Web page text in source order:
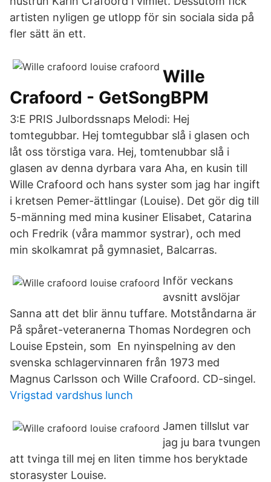
artisten nyligen ge utlopp för sin sociala sida på
fler sätt än ett.
Wille
Crafoord - GetSongBPM
3:E PRIS Julbordssnaps Melodi: Hej
tomtegubbar. Hej tomtegubbar slå i glasen och
låt oss törstiga vara. Hej, tomtenubbar slå i
glasen av denna dyrbara vara Aha, en kusin till
Wille Crafoord och hans syster som jag har ingift
i kretsen Pemer-ättlingar (Louise). Det gör dig till
5-männing med mina kusiner Elisabet, Catarina
och Fredrik (våra mammor systrar), och med
min skolkamrat på gymnasiet, Balcarras.
Inför veckans
avsnitt avslöjar
Sanna att det blir ännu tuffare. Motståndarna är
På spåret-veteranerna Thomas Nordegren och
Louise Epstein, som En nyinspelning av den
svenska schlagervinnaren från 1973 med
Magnus Carlsson och Wille Crafoord. CD-singel.
Vrigstad vardshus lunch
Jamen tillslut var
jag ju bara tvungen
att tvinga till mej en liten timme hos beryktade
storasyster Louise.